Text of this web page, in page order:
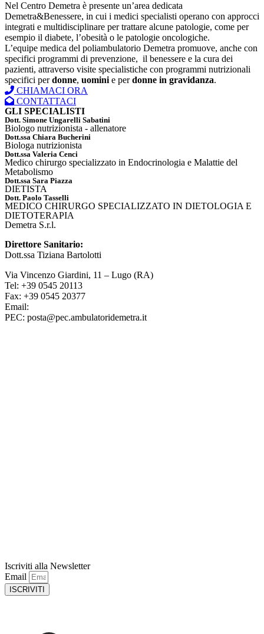
Nel Centro Demetra è presente un’area dedicata
Demetra&Benessere, in cui i medici specialisti operano con approcci
integrati e multidisciplinare per trattare alcune patologie, come per
esempio il diabete, l’obesità o le patologie oncologiche.
L’equipe medica del poliambulatorio Demetra promuove, anche con
specifici programmi di prevenzione, il benessere e la cura dei
pazienti, attraverso visite specialistiche con programmi nutrizionali
specifici perdonne, uomini e perdonne in gravidanza.
CHIAMACI ORA
CONTATTACI
GLI SPECIALISTI​
Dott. Simone Ungarelli Sabatini
Biologo nutrizionista - allenatore
Dott.ssa Chiara Bucherini
Biologa nutrizionista
Dott.ssa Valeria Cenci
Medico chirurgo specializzato in Endocrinologia e Malattie del
Metabolismo
Dott.ssa Sara Piazza
DIETISTA
Dott. Paolo Tasselli
MEDICO CHIRURGO SPECIALIZZATO IN DIETOLOGIA E
DIETOTERAPIA
Demetra S.r.l.
Direttore Sanitario:
Dott.ssa Tiziana Bartolotti
Via Vincenzo Giardini, 11 – Lugo (RA)
Tel: +39 0545 20113
Fax: +39 0545 20377
Email:
PEC: posta@pec.ambulatoridemetra.it
Iscriviti alla Newsletter
Email
ISCRIVITI